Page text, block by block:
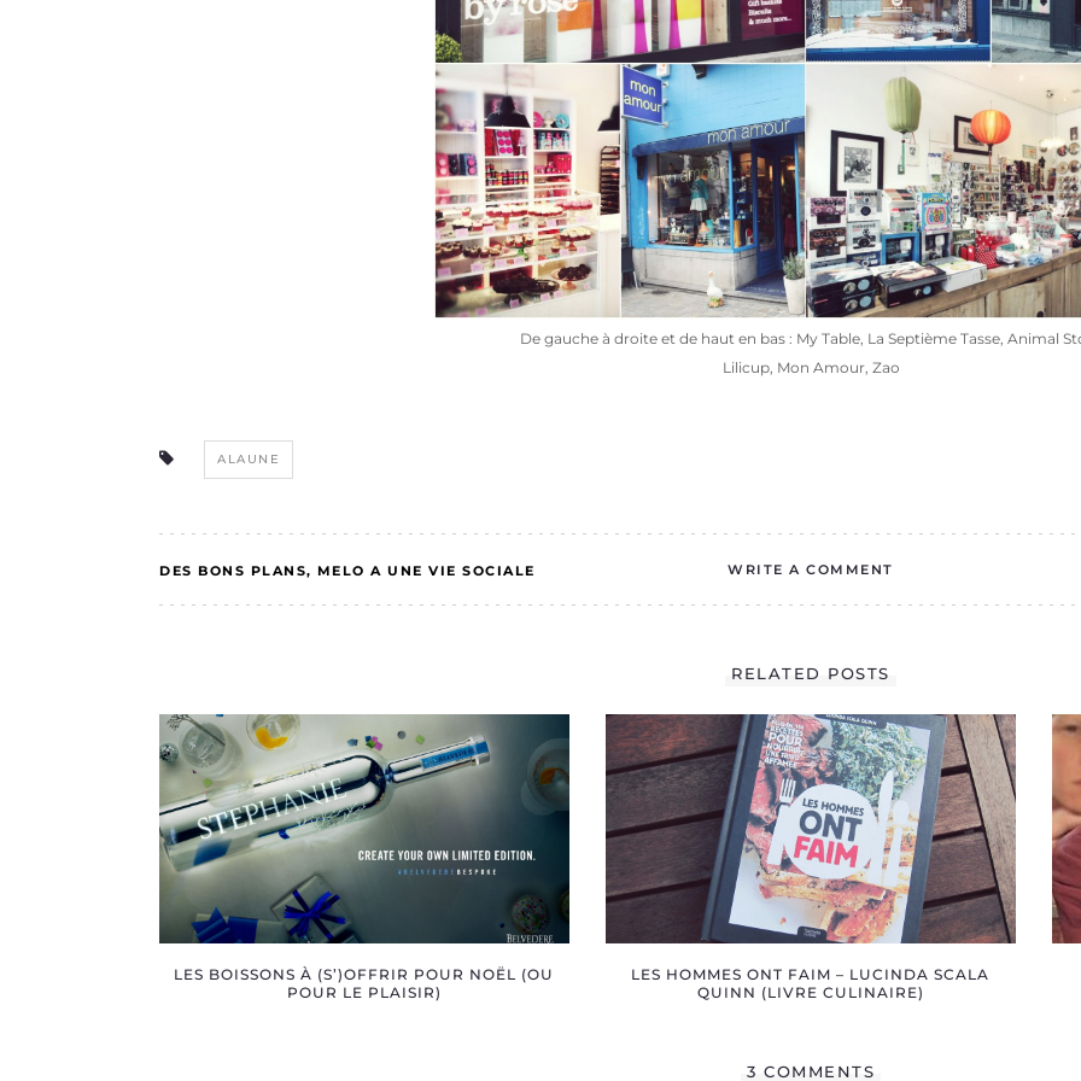
De gauche à droite et de haut en bas : My Table, La Septième Tasse, Animal
Lilicup, Mon Amour, Zao
ALAUNE
DES BONS PLANS MELO A UNE VIE SOCIALE WRITE A COMMENT
RELATED POSTS
LES BOISSONS À (S’)OFFRIR POUR NOËL (OU
POUR LE PLAISIR)
LES HOMMES ONT FAIM – LUCINDA SCALA
QUINN (LIVRE CULINAIRE)
3 COMMENTS